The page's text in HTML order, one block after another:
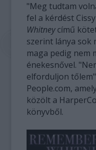
"Meg tudtam
fel a kérdést
Whitneycímű
szerint lánya sok
maga pedig nem
énekesnővel.
elforduljon
People.com,
közölt a
könyvből.